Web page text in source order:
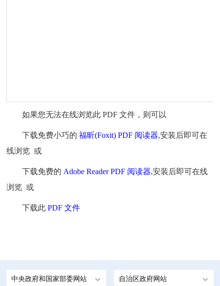
如果您无法在线浏览此 PDF 文件，则可以
下载免费小巧的福昕(Foxit) PDF 阅读器,安装后即可在
线浏览 或
下载免费的 Adobe Reader PDF 阅读器,安装后即可在线
浏览 或
下载此PDF 文件
中央政府和国家部委网站 自治区政府网站